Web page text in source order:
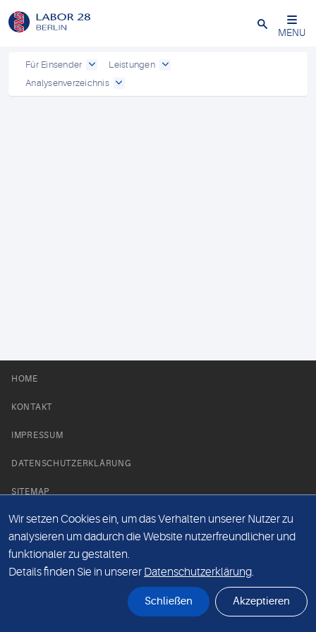
Schließen
MENU
Für Einsender
Leistungen
Analysenverzeichnis
HOME
KONTAKT
IMPRESSUM
DATENSCHUTZERKLÄRUNG
SITEMAP
NEWS PARTNER
Wir setzen Cookies ein, um das Verhalten unserer Nutzer zu
analysieren um dadurch die Website nutzerfreundlicher und
funktionaler zu gestalten.
Details finden Sie in unserer Datenschutzerklärung.
Schließen Akzeptieren